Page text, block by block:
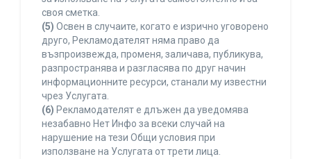
своя сметка.
(5) Освен в случаите, когато е изрично уговорено
друго, Рекламодателят няма право да
възпроизвежда, променя, заличава, публикува,
разпространява и разгласява по друг начин
информационните ресурси, станали му известни
чрез Услугата.
(6) Рекламодателят е длъжен да уведомява
незабавно Нет Инфо за всеки случай на
нарушение на тези Общи условия при
използване на Услугата от трети лица.